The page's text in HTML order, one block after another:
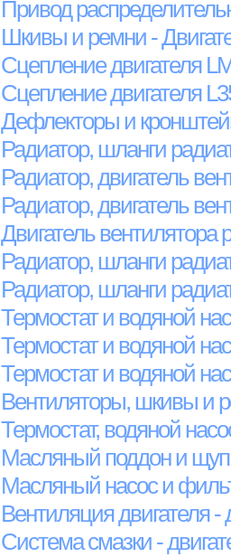
Привод
Шкивы и ремни -
Сцепление двигателя
Сцепление двигателя
Дефлекторы и
Радиатор, шланги
Радиатор, двигатель
Радиатор, двигатель
Двигатель вентилятора
Радиатор, шланги
Радиатор, шланги
Термостат и водяной
Термостат и водяной
Термостат и водяной
Вентиляторы, шкивы и
Термостат, водяной
Масляный поддон и
Масляный насос и
Вентиляция двигателя -
Система смазки -